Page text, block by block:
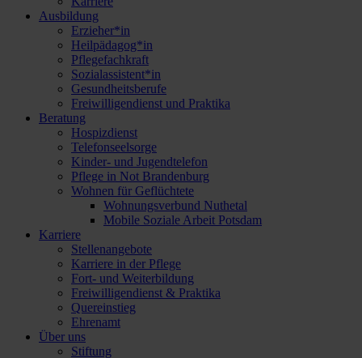
Ausbildung
Erzieher*in
Heilpädagog*in
Pflegefachkraft
Sozialassistent*in
Gesundheitsberufe
Freiwilligendienst und Praktika
Beratung
Hospizdienst
Telefonseelsorge
Kinder- und Jugendtelefon
Pflege in Not Brandenburg
Wohnen für Geflüchtete
Wohnungsverbund Nuthetal
Mobile Soziale Arbeit Potsdam
Karriere
Stellenangebote
Karriere in der Pflege
Fort- und Weiterbildung
Freiwilligendienst & Praktika
Quereinstieg
Ehrenamt
Über uns
Stiftung